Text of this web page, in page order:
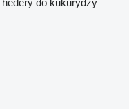
hedery do kukurydzy